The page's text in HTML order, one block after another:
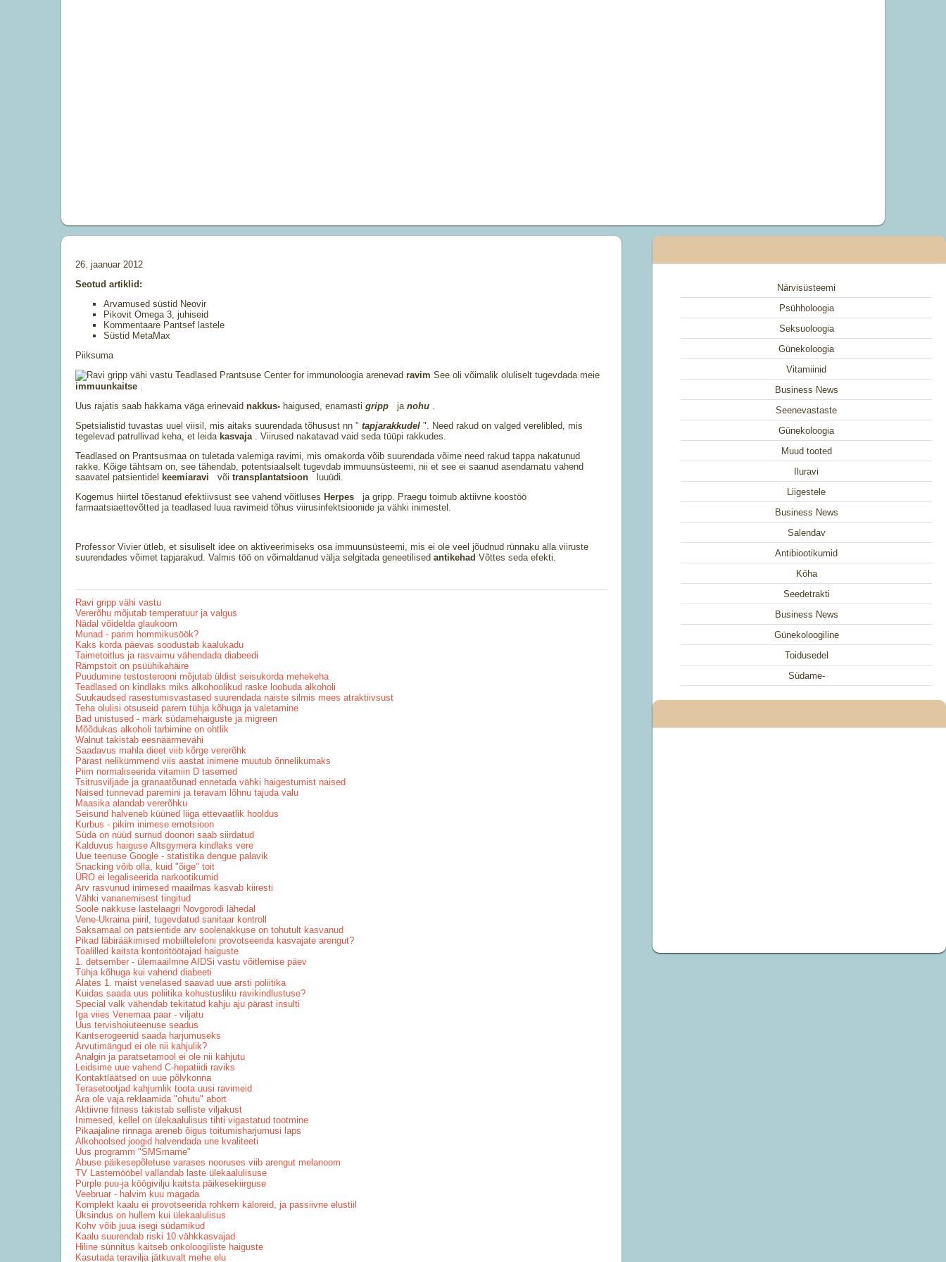
26. jaanuar 2012
Seotud artiklid:
Arvamused süstid Neovir
Pikovit Omega 3, juhiseid
Kommentaare Pantsef lastele
Süstid MetaMax
Piiksuma
Teadlased Prantsuse Center for immunoloogia arenevad ravim See oli võimalik oluliselt tugevdada meie
immuunkaitse .
Uus rajatis saab hakkama väga erinevaid nakkus- haigused, enamasti gripp ja nohu .
Spetsialistid tuvastas uuel viisil, mis aitaks suurendada tõhusust nn " tapjarakkudel ". Need rakud on valged verelibled, mis
tegelevad patrullivad keha, et leida kasvaja . Viirused nakatavad vaid seda tüüpi rakkudes.
Teadlased on Prantsusmaa on tuletada valemiga ravimi, mis omakorda võib suurendada võime need rakud tappa nakatunud
rakke. Kõige tähtsam on, see tähendab, potentsiaalselt tugevdab immuunsüsteemi, nii et see ei saanud asendamatu vahend
saavatel patsientidel keemiaravi või transplantatsioon
luuüdi.
Kogemus hiirtel tõestanud efektiivsust see vahend võitluses Herpes
ja gripp. Praegu toimub aktiivne koostöö
farmaatsiaettevõtted ja teadlased luua ravimeid tõhus viirusinfektsioonide ja vähki inimestel.
Professor Vivier ütleb, et sisuliselt idee on aktiveerimiseks osa immuunsüsteemi, mis ei ole veel jõudnud rünnaku alla viiruste
suurendades võimet tapjarakud. Valmis töö on võimaldanud välja selgitada geneetilised antikehad Võttes seda efekti.
Ravi gripp vähi vastu
Vererõhu mõjutab temperatuur ja valgus
Nädal võidelda glaukoom
Munad - parim hommikusöök?
Kaks korda päevas soodustab kaalukadu
Taimetoitlus ja rasvaimu vähendada diabeedi
Rämpstoit on psüühikahäire
Puudumine testosterooni mõjutab üldist seisukorda mehekeha
Teadlased on kindlaks miks alkohoolikud raske loobuda alkoholi
Suukaudsed rasestumisvastased suurendada naiste silmis mees atraktiivsust
Teha olulisi otsuseid parem tühja kõhuga ja valetamine
Bad unistused - märk südamehaiguste ja migreen
Mõõdukas alkoholi tarbimine on ohtlik
Walnut takistab eesnäärmevähi
Saadavus mahla dieet viib kõrge vererõhk
Pärast nelikümmend viis aastat inimene muutub õnnelikumaks
Piim normaliseerida vitamiin D tasemed
Tsitrusviljade ja granaatõunad ennetada vähki haigestumist naised
Naised tunnevad paremini ja teravam lõhnu tajuda valu
Maasika alandab vererõhku
Seisund halveneb küüned liiga ettevaatlik hooldus
Kurbus - pikim inimese emotsioon
Süda on nüüd surnud doonori saab siirdatud
Kalduvus haiguse Altsgymera kindlaks vere
Uue teenuse Google - statistika dengue palavik
Snacking võib olla, kuid "õige" toit
ÜRO ei legaliseerida narkootikumid
Arv rasvunud inimesed maailmas kasvab kiiresti
Vähki vananemisest tingitud
Soole nakkuse lastelaagri Novgorodi lähedal
Vene-Ukraina piiril, tugevdatud sanitaar kontroll
Saksamaal on patsientide arv soolenakkuse on tohutult kasvanud
Pikad läbirääkimised mobiiltelefoni provotseerida kasvajate arengut?
Toalilled kaitsta kontoritöötajad haiguste
1. detsember - ülemaailmne AIDSi vastu võitlemise päev
Tühja kõhuga kui vahend diabeeti
Alates 1. maist venelased saavad uue arsti poliitika
Kuidas saada uus poliitika kohustusliku ravikindlustuse?
Special valk vähendab tekitatud kahju aju pärast insulti
Iga viies Venemaa paar - viljatu
Uus tervishoiuteenuse seadus
Kantserogeenid saada harjumuseks
Arvutimängud ei ole nii kahjulik?
Analgin ja paratsetamool ei ole nii kahjutu
Leidsime uue vahend C-hepatiidi raviks
Kontaktläätsed on uue põlvkonna
Terasetootjad kahjumlik toota uusi ravimeid
Ära ole vaja reklaamida "ohutu" abort
Aktiivne fitness takistab selliste viljakust
Inimesed, kellel on ülekaalulisus tihti vigastatud tootmine
Pikaajaline rinnaga areneb õigus toitumisharjumusi laps
Alkohoolsed joogid halvendada une kvaliteeti
Uus programm "SMSmame"
Abuse päikesepõletuse varases nooruses viib arengut melanoom
TV Lastemööbel vallandab laste ülekaalulisuse
Purple puu-ja köögivilju kaitsta päikesekiirguse
Veebruar - halvim kuu magada
Komplekt kaalu ei provotseerida rohkem kaloreid, ja passiivne elustiil
Üksindus on hullem kui ülekaalulisus
Kohv võib juua isegi südamikud
Kaalu suurendab riski 10 vähkkasvajad
Hiline sünnitus kaitseb onkoloogiliste haiguste
Kasutada teravilja jätkuvalt mehe elu
Närvisüsteemi
Psühholoogia
Seksuoloogia
Günekoloogia
Vitamiinid
Business News
Seenevastaste
Günekoloogia
Muud tooted
Iluravi
Liigestele
Business News
Salendav
Antibiootikumid
Köha
Seedetrakti
Business News
Günekoloogiline
Toidusedel
Südame-